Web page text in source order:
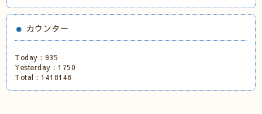
カウンター
Today :935
Yesterday : 1750
Total : 1418148